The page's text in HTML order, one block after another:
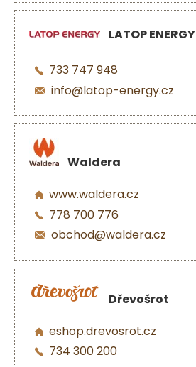
LATOP ENERGY
733 747 948
info@latop-energy.cz
Waldera
www.waldera.cz
778 700 776
obchod@waldera.cz
Dřevošrot
eshop.drevosrot.cz
734 300 200